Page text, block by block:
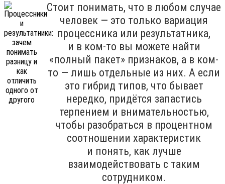
Стоит понимать, что в любом случае
человек — это только вариация
процессника или результатника,
и в ком-то вы можете найти
«полный пакет» признаков, а в ком-
то — лишь отдельные из них. А если
это гибрид типов, что бывает
нередко, придётся запастись
терпением и внимательностью,
чтобы разобраться в процентном
соотношении характеристик
и понять, как лучше
взаимодействовать с таким
сотрудником.